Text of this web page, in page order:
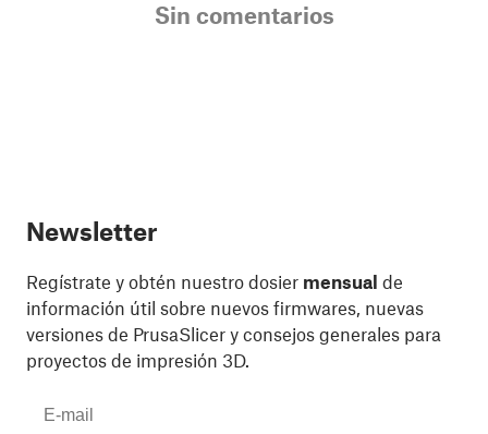
Sin comentarios
Newsletter
Regístrate y obtén nuestro dosier mensual de
información útil sobre nuevos firmwares, nuevas
versiones de PrusaSlicer y consejos generales para
proyectos de impresión 3D.